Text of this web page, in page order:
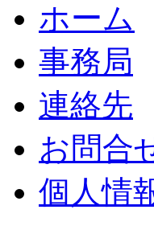
ホーム
事務局
連絡先
お問合
個人情